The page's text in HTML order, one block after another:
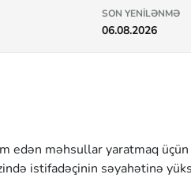
SON YENILƏNMƏ
06.08.2026
edən məhsullar yaratmaq
istifadəçinin səyahətinə